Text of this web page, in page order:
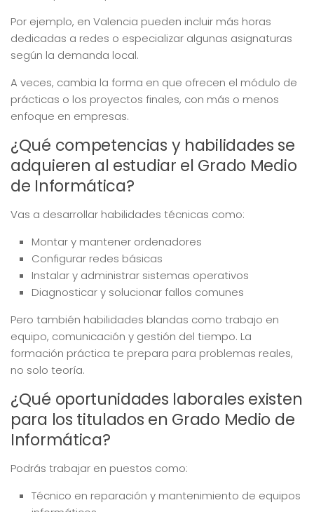
Por ejemplo, en Valencia pueden incluir más horas
dedicadas a redes o especializar algunas asignaturas
según la demanda local.
A veces, cambia la forma en que ofrecen el módulo de
prácticas o los proyectos finales, con más o menos
enfoque en empresas.
¿Qué competencias y habilidades se
adquieren al estudiar el Grado Medio
de Informática?
Vas a desarrollar habilidades técnicas como:
Montar y mantener ordenadores
Configurar redes básicas
Instalar y administrar sistemas operativos
Diagnosticar y solucionar fallos comunes
Pero también habilidades blandas como trabajo en
equipo, comunicación y gestión del tiempo. La
formación práctica te prepara para problemas reales,
no solo teoría.
¿Qué oportunidades laborales existen
para los titulados en Grado Medio de
Informática?
Podrás trabajar en puestos como:
Técnico en reparación y mantenimiento de equipos